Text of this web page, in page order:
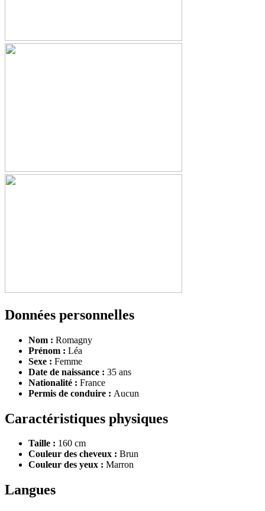
Données personnelles
Nom : Romagny
Prénom : Léa
Sexe : Femme
Date de naissance : 35 ans
Nationalité : France
Permis de conduire : Aucun
Caractéristiques physiques
Taille : 160 cm
Couleur des cheveux : Brun
Couleur des yeux : Marron
Langues